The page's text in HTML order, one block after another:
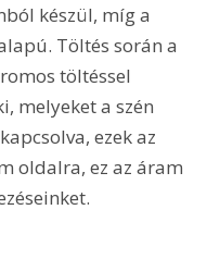
készül, míg a
Töltés során a
töltéssel
melyeket a szén
ezek az
oldalra, ez az áram